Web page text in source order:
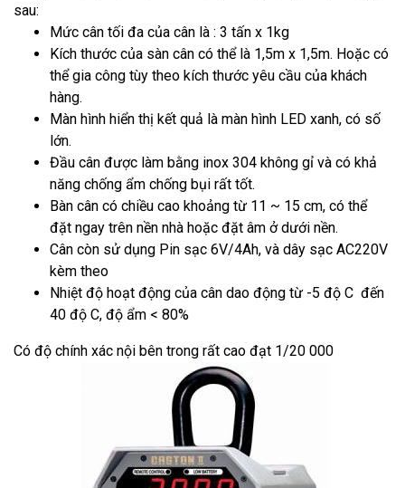
sau:
Mức cân tối đa của cân là : 3 tấn x 1kg
Kích thước của sàn cân có thể là 1,5m x 1,5m. Hoặc có
thể gia công tùy theo kích thước yêu cầu của khách
hàng.
Màn hình hiển thị kết quả là màn hình LED xanh, có số
lớn.
Đầu cân được làm bằng inox 304 không gỉ và có khả
năng chống ẩm chống bụi rất tốt.
Bàn cân có chiều cao khoảng từ 11 ~ 15 cm, có thể
đặt ngay trên nền nhà hoặc đặt âm ở dưới nền.
Cân còn sử dụng Pin sạc 6V/4Ah, và dây sạc AC220V
kèm theo
Nhiệt độ hoạt động của cân dao động từ -5 độ C đến
40 độ C, độ ẩm < 80%
Có độ chính xác nội bên trong rất cao đạt 1/20 000